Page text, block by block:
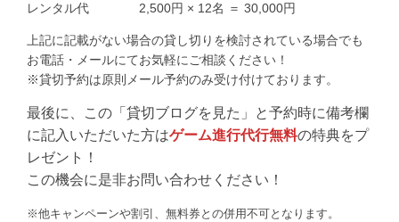
レンタル代 2,500円 × 12名 ＝ 30,000円
上記に記載がない場合の貸し切りを検討されている場合でも
お電話・メールにてお気軽にご相談ください！
※貸切予約は原則メール予約のみ受け付けております。
最後に、この「貸切ブログを見た」と予約時に備考欄
に記入いただいた方はゲーム進行代行無料の特典をプ
レゼント！
この機会に是非お問い合わせください！
※他キャンペーンや割引、無料券との併用不可となります。